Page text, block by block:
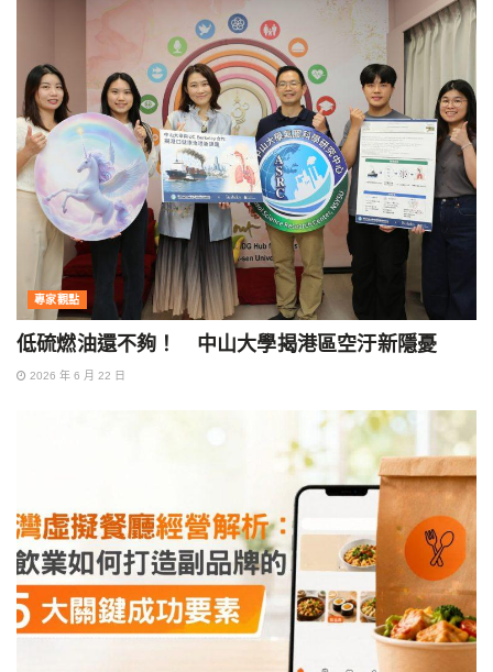
專家觀點
低硫燃油還不夠！ 中山大學揭港區空汙新隱憂
2026 年 6 月 22 日